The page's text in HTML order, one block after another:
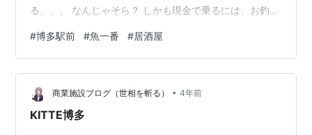
る、、、 なんじゃそら？ しかも現金で乗るには、お釣り
動ってのは大変ですわ。 ご注意ください。 魚一番の刺身
盛り合わせ 佐世保での仕事を終え、次の日の移動に向け
て博多泊。 ホテル近くの居酒屋で一杯。 人気店らしく結
構な賑わい。 刺身の盛り合わせはうまかったなー。 身は
厚いが、プリプリな感じで。 酒も進んだわー。 九州と言
#博多駅前 #魚一番 #居酒屋
商業施設ブログ（世相を斬る） • 4年前
KITTE博多